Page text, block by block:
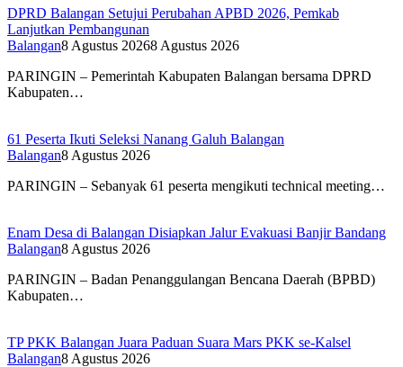
DPRD Balangan Setujui Perubahan APBD 2026, Pemkab
Lanjutkan Pembangunan
Balangan8 Agustus 20268 Agustus 2026
PARINGIN – Pemerintah Kabupaten Balangan bersama DPRD
Kabupaten…
61 Peserta Ikuti Seleksi Nanang Galuh Balangan
Balangan8 Agustus 2026
PARINGIN – Sebanyak 61 peserta mengikuti technical meeting…
Enam Desa di Balangan Disiapkan Jalur Evakuasi Banjir Bandang
Balangan8 Agustus 2026
PARINGIN – Badan Penanggulangan Bencana Daerah (BPBD)
Kabupaten…
TP PKK Balangan Juara Paduan Suara Mars PKK se-Kalsel
Balangan8 Agustus 2026